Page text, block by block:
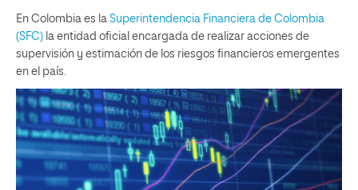
En Colombia es la Superintendencia Financiera de Colombia
(SFC) la entidad oficial encargada de realizar acciones de
supervisión y estimación de los riesgos financieros emergentes
en el país.